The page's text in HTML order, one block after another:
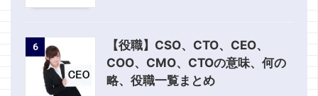
6
【役職】CSO、CTO、CEO、
COO、CMO、CTOの意味、何の
略、役職一覧まとめ